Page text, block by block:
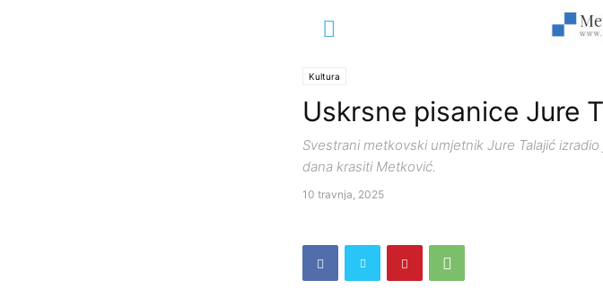
Kultura
Uskrsne pisanice Jure
Svestrani metkovski umjetnik Jure Talajić
dana krasiti Metković.
10 travnja, 2025